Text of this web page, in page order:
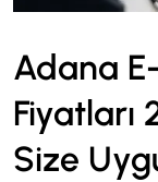
Adana
Fiyatları
Size